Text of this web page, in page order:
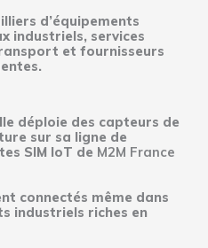
d’équipements
industriels, services
et fournisseurs
déploie des capteurs de
sur sa ligne de
SIM IoT de M2M France
connectés même dans
industriels riches en